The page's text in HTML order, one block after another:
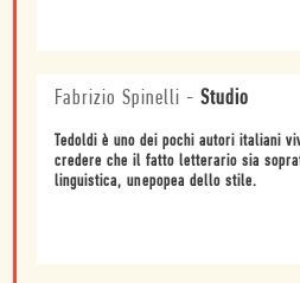
Fabrizio Spinelli - Studio
Tedoldi è uno dei pochi autori italiani
credere che il fatto letterario sia
linguistica, unepopea dello stile.